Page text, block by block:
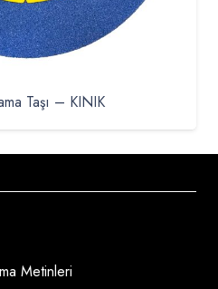
Taşı – KINIK
Metinleri